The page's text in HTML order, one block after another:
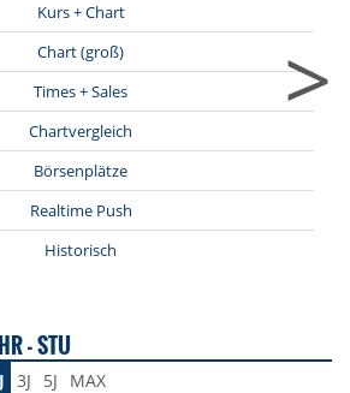
Kurs + Chart
Chart (groß)
Times + Sales
Chartvergleich
Börsenplätze
Realtime Push
Historisch
>
- STU
3J 5J MAX